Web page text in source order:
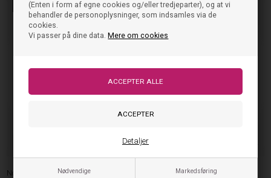
(Enten i form af egne cookies og/eller tredjeparter), og at vi
behandler de personoplysninger, som indsamles via de
cookies.
Vi passer på dine data. Mere om cookies
Nødvendige Markedsføring
Detaljer
60%
Noisy May
60%